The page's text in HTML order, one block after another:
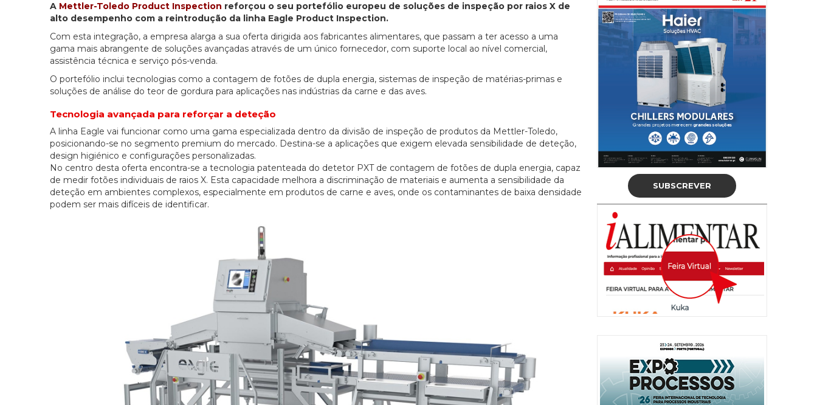
A Mettler-Toledo Product Inspection reforçou o seu portefólio europeu de soluções de inspeção por raios X de
alto desempenho com a reintrodução da linha Eagle Product Inspection.
Com esta integração, a empresa alarga a sua oferta dirigida aos fabricantes alimentares, que passam a ter acesso a uma
gama mais abrangente de soluções avançadas através de um único fornecedor, com suporte local ao nível comercial,
assistência técnica e serviço pós-venda.
O portefólio inclui tecnologias como a contagem de fotões de dupla energia, sistemas de inspeção de matérias-primas e
soluções de análise do teor de gordura para aplicações nas indústrias da carne e das aves.
Tecnologia avançada para reforçar a deteção
A linha Eagle vai funcionar como uma gama especializada dentro da divisão de inspeção de produtos da Mettler-Toledo,
posicionando-se no segmento premium do mercado. Destina-se a aplicações que exigem elevada sensibilidade de deteção,
design higiénico e configurações personalizadas.
No centro desta oferta encontra-se a tecnologia patenteada do detetor PXT de contagem de fotões de dupla energia, capaz
de medir fotões individuais de raios X. Esta capacidade melhora a discriminação de materiais e aumenta a sensibilidade da
deteção em ambientes complexos, especialmente em produtos de carne e aves, onde os contaminantes de baixa densidade
podem ser mais difíceis de identificar.
SUBSCREVER